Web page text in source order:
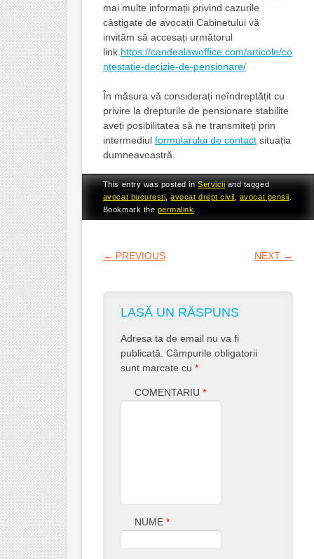
mai multe informații privind cazurile
câștigate de avocații Cabinetului vă
invităm să accesați următorul
link.https://candealawoffice.com/articole/co
ntestatie-decizie-de-pensionare/
În măsura vă considerați neîndreptățit cu
privire la drepturile de pensionare stabilite
aveți posibilitatea să ne transmiteți prin
intermediul formularului de contactsituația
dumneavoastră.
This entry was posted inServiciiand tagged
avocat bucuresti ,avocat drept civil avocat pensii
Bookmark the permalink
POST NAVIGATION
← PREVIOUS NEXT →
LASĂ UN RĂSPUNS
Adresa ta de email nu va fi
publicată. Câmpurile obligatorii
sunt marcate cu *
COMENTARIU *
NUME *